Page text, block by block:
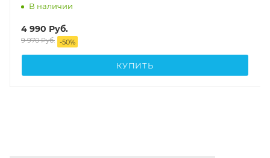
В наличии
4 990 Руб.
9 970Руб. -50%
КУПИТЬ